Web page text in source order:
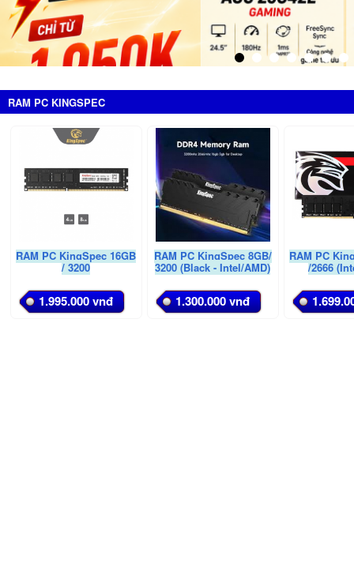
RAM PC KINGSPEC
RAM PC KingSpec 16GB
/ 3200
1.995.000 vnđ
RAM PC KingSpec 8GB/
3200 (Black - Intel/AMD)
1.300.000 vnđ
RAM PC
/2666